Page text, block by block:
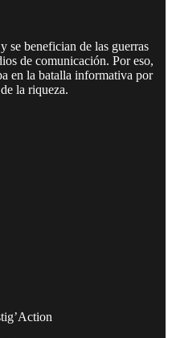
se benefician de las guerras
de comunicación. Por eso,
en la batalla informativa por
la riqueza.